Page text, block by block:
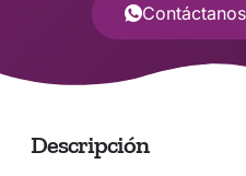
Descripción